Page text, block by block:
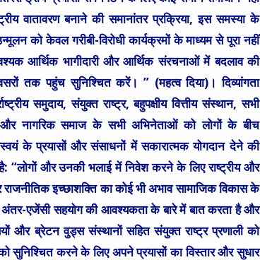
वातावरण बनाने की समानांतर प्रक्रिया, इस समस्या के
को केवल गरीबी-विरोधी कार्यक्रमों के माध्यम से पूरा नहीं
आर्थिक भागीदारी और आर्थिक संरचनाओं में बदलाव की
तक पहुंच सुनिश्चित करें। ” (महत्व दिया)। दिव्यांगता
समुदाय, संयुक्त राष्ट्र, बहुपक्षीय वित्तीय संस्थान, सभी
और नागरिक समाज के सभी अभिनेताओं को लोगों के बीच
के प्रयासों और संसाधनों में सकारात्मक योगदान देने की
और उनकी भलाई में निवेश करने के लिए राष्ट्रीय और
राजनीतिक इच्छाशक्ति का कोई भी अभाव सामाजिक विकास के
अंतर-एजेंसी सहयोग की आवश्यकता के बारे में बात करता है और
और ब्रेटन वुड्स संस्थानों सहित संयुक्त राष्ट्र प्रणाली को
सुनिश्चित करने के लिए अपने प्रयासों का विस्तार और सुधार